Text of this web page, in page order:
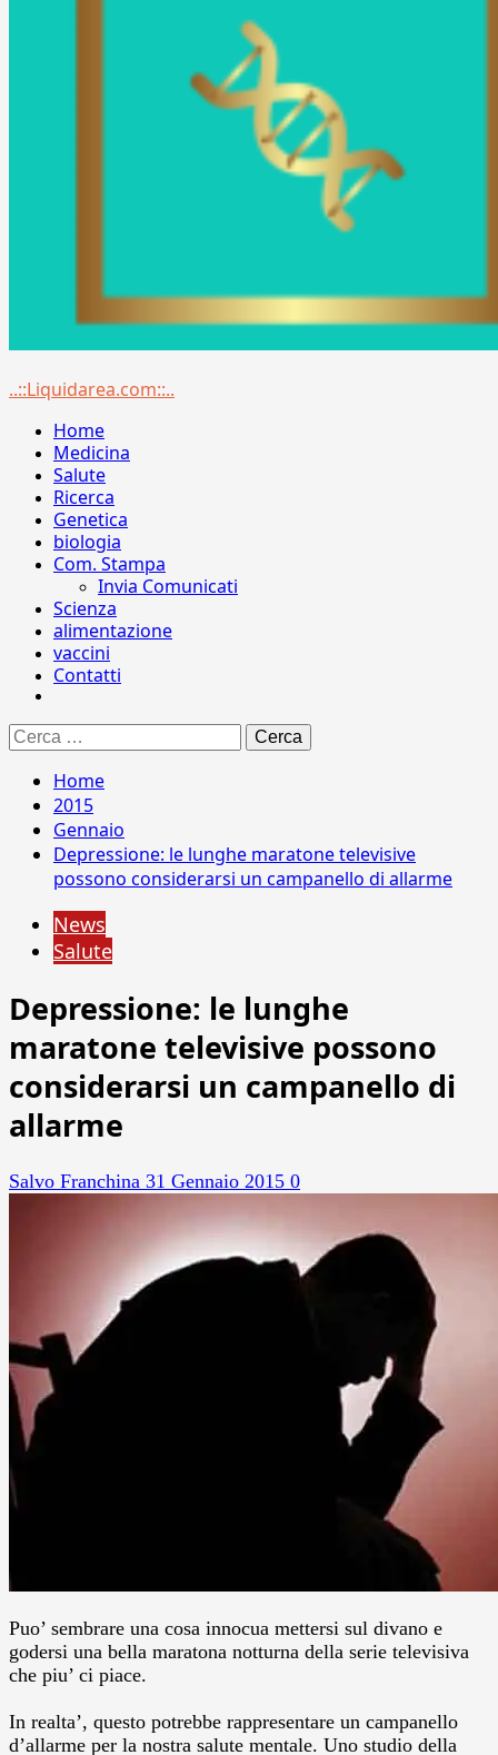
Menu
..::Liquidarea.com::..
Home
Medicina
Salute
Ricerca
Genetica
biologia
Com. Stampa
Invia Comunicati
Scienza
alimentazione
vaccini
Contatti
Ricerca
per:
Home
2015
Gennaio
Depressione: le lunghe maratone televisive
possono considerarsi un campanello di allarme
News
Salute
Depressione: le lunghe
maratone televisive possono
considerarsi un campanello di
allarme
Salvo Franchina 31 Gennaio 2015 0
Puo’ sembrare una cosa innocua mettersi sul divano e
godersi una bella maratona notturna della serie televisiva
che piu’ ci piace.
In realta’, questo potrebbe rappresentare un campanello
d’allarme per la nostra salute mentale. Uno studio della